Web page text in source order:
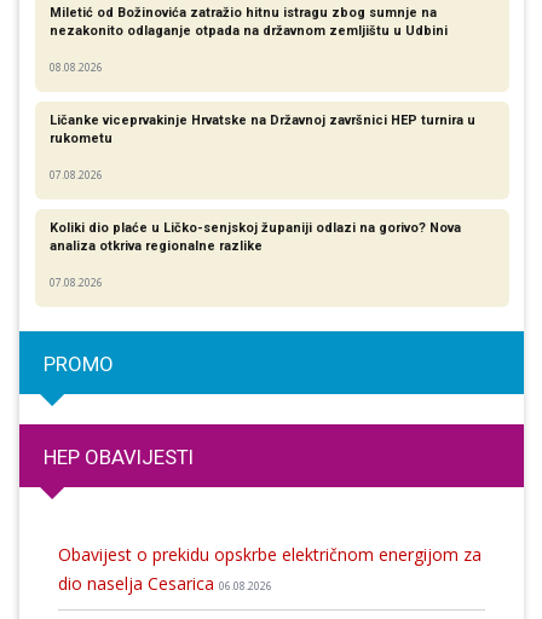
Miletić od Božinovića zatražio hitnu istragu zbog sumnje na
nezakonito odlaganje otpada na državnom zemljištu u Udbini
08.08.2026
Ličanke viceprvakinje Hrvatske na Državnoj završnici HEP turnira u
rukometu
07.08.2026
Koliki dio plaće u Ličko-senjskoj županiji odlazi na gorivo? Nova
analiza otkriva regionalne razlike​
07.08.2026
PROMO
HEP OBAVIJESTI
Obavijest o prekidu opskrbe električnom energijom za
dio naselja Cesarica 06.08.2026